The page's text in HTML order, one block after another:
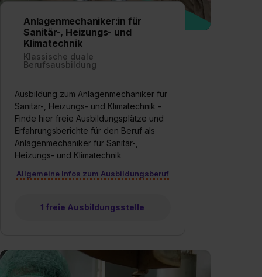
Anlagenmechaniker:in für
Sanitär-, Heizungs- und
Klimatechnik
Klassische duale
Berufsausbildung
Ausbildung zum Anlagenmechaniker für
Sanitär-, Heizungs- und Klimatechnik -
Finde hier freie Ausbildungsplätze und
Erfahrungsberichte für den Beruf als
Anlagenmechaniker für Sanitär-,
Heizungs- und Klimatechnik
Allgemeine Infos zum Ausbildungsberuf
1 freie Ausbildungsstelle